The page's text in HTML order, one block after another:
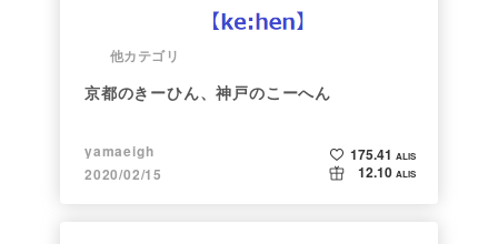
他カテゴリ
京都のきーひん、神戸のこーへん
yamaeigh
2020/02/15
175.41 ALIS
12.10 ALIS